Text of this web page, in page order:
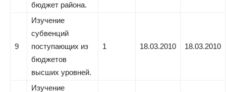
бюджет района.
9
Изучение
субвенций
поступающих из
бюджетов
высших уровней.
1 18.03.2010 18.03.2010
Изучение